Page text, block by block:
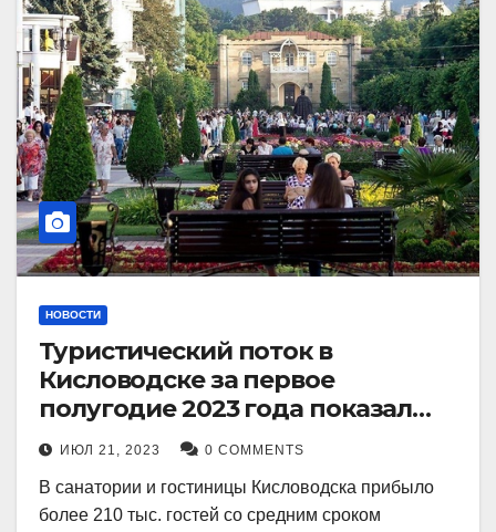
НОВОСТИ
Туристический поток в
Кисловодске за первое
полугодие 2023 года показал
рекордный рост в 21 процент.
ИЮЛ 21, 2023 0 COMMENTS
В санатории и гостиницы Кисловодска прибыло
более 210 тыс. гостей со средним сроком